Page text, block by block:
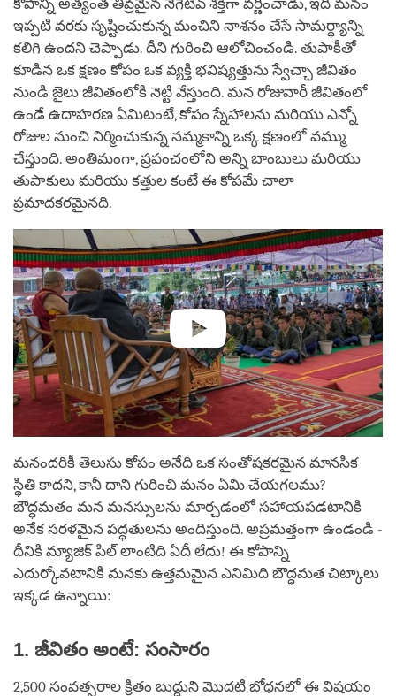
కోపాన్ని అత్యంత తీవ్రమైన నెగెటివ్ శక్తిగా వర్ణించాడు, ఇది మనం
ఇప్పటి వరకు సృష్టించుకున్న మంచిని నాశనం చేసే సామర్థ్యాన్ని
కలిగి ఉందని చెప్పాడు. దీని గురించి ఆలోచించండి. తుపాకీతో
కూడిన ఒక క్షణం కోపం ఒక వ్యక్తి భవిష్యత్తును స్వేచ్ఛా జీవితం
నుండి జైలు జీవితంలోకి నెట్టి వేస్తుంది. మన రోజువారీ జీవితంలో
ఉండే ఉదాహరణ ఏమిటంటే, కోపం స్నేహాలను మరియు ఎన్నో
రోజుల నుంచి నిర్మించుకున్న నమ్మకాన్ని ఒక్క క్షణంలో వమ్ము
చేస్తుంది. అంతిమంగా, ప్రపంచంలోని అన్ని బాంబులు మరియు
తుపాకులు మరియు కత్తుల కంటే ఈ కోపమే చాలా
ప్రమాదకరమైనది.
మనందరికీ తెలుసు కోపం అనేది ఒక సంతోషకరమైన మానసిక
స్థితి కాదని, కానీ దాని గురించి మనం ఏమి చేయగలము?
బౌద్ధమతం మన మనస్సులను మార్చడంలో సహాయపడటానికి
అనేక సరళమైన పద్ధతులను అందిస్తుంది. అప్రమత్తంగా ఉండండి -
దీనికి మ్యాజిక్ పిల్ లాంటిది ఏదీ లేదు! ఈ కోపాన్ని
ఎదుర్కోవటానికి మనకు ఉత్తమమైన ఎనిమిది బౌద్ధమత చిట్కాలు
ఇక్కడ ఉన్నాయి:
1. జీవితం అంటే: సంసారం
2,500 సంవత్సరాల క్రితం బుద్ధుని మొదటి బోధనలో ఈ విషయం